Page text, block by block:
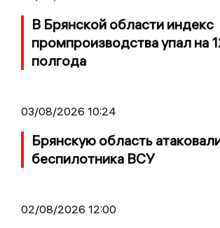
В Брянской области индекс
промпроизводства упал на
полгода
03/08/2026 10:24
Брянскую область
беспилотника ВСУ
02/08/2026 12:00